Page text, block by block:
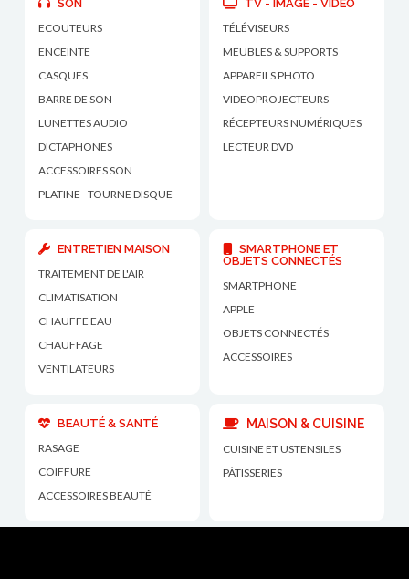
SON
ECOUTEURS
ENCEINTE
CASQUES
BARRE DE SON
LUNETTES AUDIO
DICTAPHONES
ACCESSOIRES SON
PLATINE - TOURNE DISQUE
TV - IMAGE - VIDEO
TÉLÉVISEURS
MEUBLES & SUPPORTS
APPAREILS PHOTO
VIDEOPROJECTEURS
RÉCEPTEURS NUMÉRIQUES
LECTEUR DVD
ENTRETIEN MAISON
TRAITEMENT DE L'AIR
CLIMATISATION
CHAUFFE EAU
CHAUFFAGE
VENTILATEURS
SMARTPHONE ET
OBJETS CONNECTÉS
SMARTPHONE
APPLE
OBJETS CONNECTÉS
ACCESSOIRES
BEAUTÉ & SANTÉ
RASAGE
COIFFURE
ACCESSOIRES BEAUTÉ
MAISON & CUISINE
CUISINE ET USTENSILES
PÂTISSERIES